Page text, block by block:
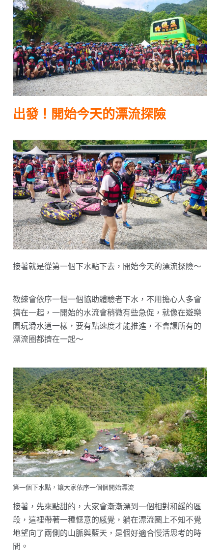
出發！開始今天的漂流探險
接著就是從第一個下水點下去，開始今天的漂流探險～
教練會依序一個一個協助體驗者下水，不用擔心人多會
擠在一起，一開始的水流會稍微有些急促，就像在遊樂
園玩滑水道一樣，要有點速度才能推進，不會讓所有的
漂流圈都擠在一起～
第一個下水點，讓大家依序一個個開始漂流
接著，先來點甜的，大家會漸漸漂到一個相對和緩的區
段，這裡帶著一種愜意的感覺，躺在漂流圈上不知不覺
地望向了兩側的山脈與藍天，是個好適合慢活思考的時
間。